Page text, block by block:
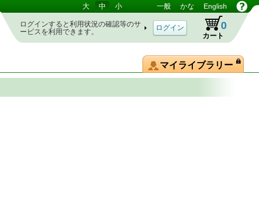
大 中 小 一般 かな English
ログインすると利用状況の確認等のサ
ービスを利用できます。
カート
0
マイライブラリー